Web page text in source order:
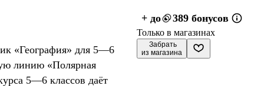
+ до 389 бонусов
Только в магазинах
Забрать
из магазина
«География» для 5—6
линию «Полярная
5—6 классов даёт